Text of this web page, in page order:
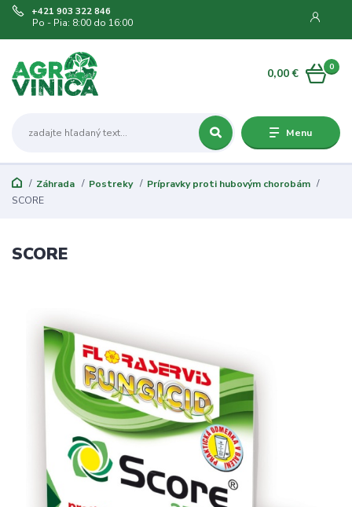
Menu
+421 903 322 846
Po - Pia: 8:00 do 16:00
0
0,00 €
Záhrada Postreky
Prípravky proti hubovým chorobám
SCORE
SCORE